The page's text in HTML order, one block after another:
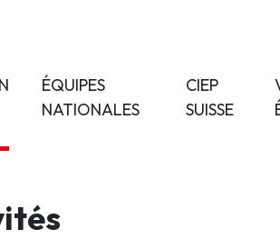
ÉQUIPES
NATIONALES
CIEP
SUISSE